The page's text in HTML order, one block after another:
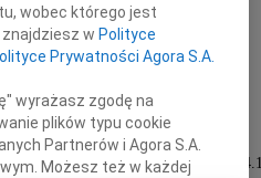
najdroższa Mama i Żona,
i wychowawczyni wielu pokoleń.
się 17 sierpnia 2021 roku o
wobec którego jest
znajdziesz wPolityce
Prywatności Agora S.A.
wyrażasz zgodę na
plików typu cookie
Partnerów i Agora S.A.
Możesz też w każdej